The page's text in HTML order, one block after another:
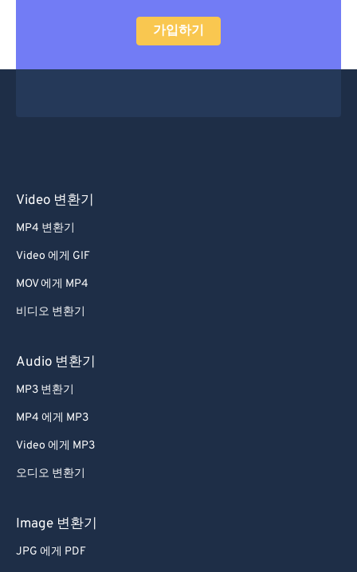
가입하기
Video 변환기
MP4 변환기
Video 에게 GIF
MOV 에게 MP4
비디오 변환기
Audio 변환기
MP3 변환기
MP4 에게 MP3
Video 에게 MP3
오디오 변환기
Image 변환기
JPG 에게 PDF